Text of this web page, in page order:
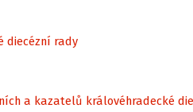
diecézní rady
a kazatelů královéhradecké